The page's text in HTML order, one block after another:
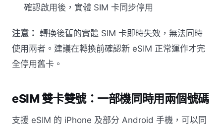
確認啟用後，實體 SIM 卡同步停用
注意： 轉換後舊的實體 SIM 卡即時失效，無法同時
使用兩者。建議在轉換前確認新 eSIM 正常運作才完
全停用舊卡。
eSIM 雙卡雙號：一部機同時用兩個號碼
支援 eSIM 的 iPhone 及部分 Android 手機，可以同